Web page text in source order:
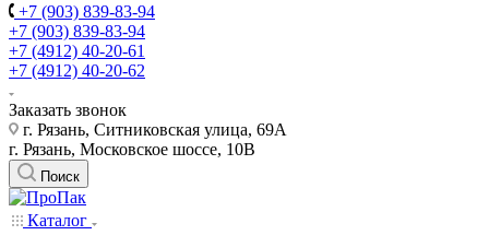
+7 (903) 839-83-94
+7 (903) 839-83-94
+7 (4912) 40-20-61
+7 (4912) 40-20-62
Заказать звонок
г. Рязань, Ситниковская улица, 69А
г. Рязань, Московское шоссе, 10В
Поиск
Каталог